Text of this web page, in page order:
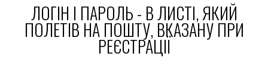
ЛОГІН І ПАРОЛЬ - В ЛИСТІ, ЯКИЙ
ПОЛЕТІВ НА ПОШТУ, ВКАЗАНУ ПРИ
РЕЄСТРАЦІЇ